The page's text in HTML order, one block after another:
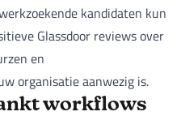
kandidaten kun
Glassdoor reviews over
en
organisatie aanwezig is.
workflows